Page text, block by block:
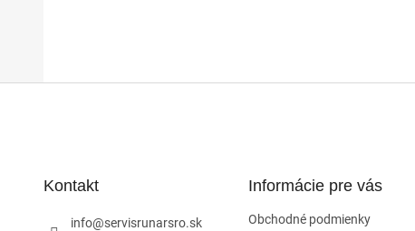
Kontakt
info@servisrunarsro.sk
Informácie pre vás
Obchodné podmienky